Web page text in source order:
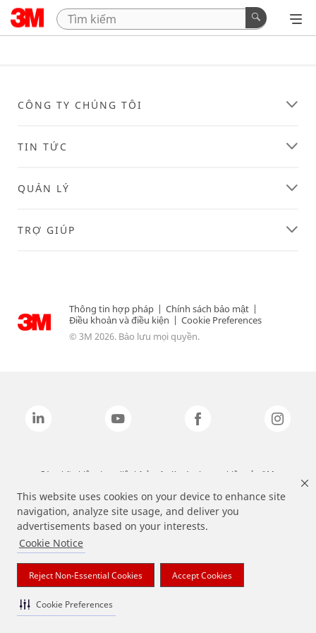
This website uses cookies on your device to enhance site
navigation, analyze site usage, and deliver you
advertisements based on your interests.
Cookie Notice
Reject Non-Essential Cookies Accept Cookies
Cookie Preferences
CÔNG TY CHÚNG TÔI
TIN TỨC
QUẢN LÝ
TRỢ GIÚP
Thông tin hợp pháp | Chính sách bảo mật |
Điều khoản và điều kiện | Cookie Preferences
© 3M 2026. Bảo lưu mọi quyền.
Các nhãn hiệu được liệt kê ở trên là các thương hiệu của 3M.